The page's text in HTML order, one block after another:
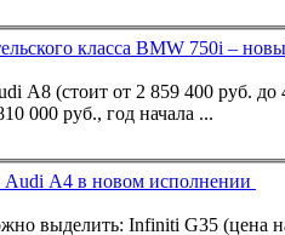
класса BMW 750i –
начала продаж – 2005); Audi A8 (стоит от
000 руб., год начала ...
A4 в новом исполнении
330xi (стоимость колеблется от 910